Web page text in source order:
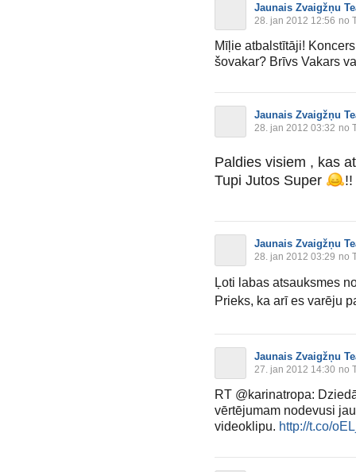
Jaunais Zvaigžņu
28. jan 2012 12:56 no
Mīļie atbalstītāji!
šovakar? Brīvs Vakars
Jaunais Zvaigžņu
28. jan 2012 03:32 no
Paldies visiem , kas
Tupi Jutos Super
!!
Jaunais Zvaigžņu
28. jan 2012 03:29 no
Ļoti labas atsauksmes
Prieks, ka arī es varēju
Jaunais Zvaigžņu
27. jan 2012 14:30 no
RT @karinatropa:
vērtējumam nodevusi
videoklipu. http://t.co/